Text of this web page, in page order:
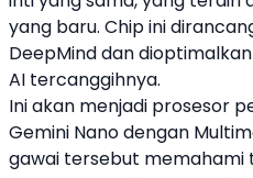
yang baru. Chip ini
DeepMind dan
AI tercanggihnya.
Ini akan menjadi prosesor
Gemini Nano dengan
gawai tersebut memahami